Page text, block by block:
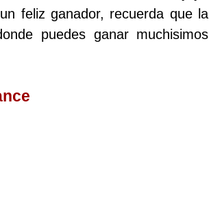
feliz ganador, recuerda que la
puedes ganar muchisimos